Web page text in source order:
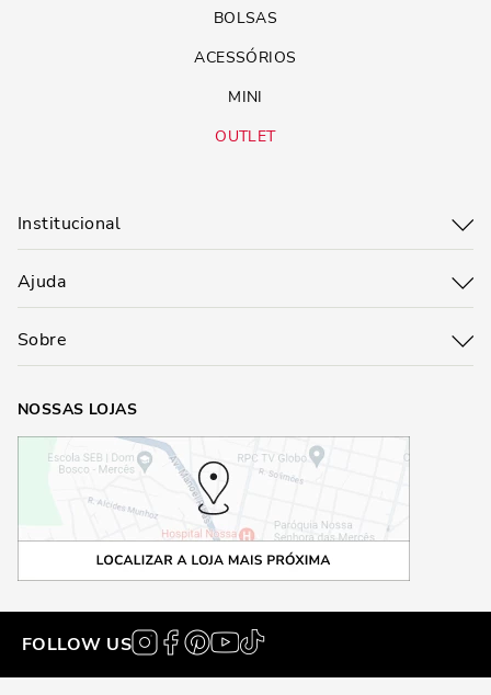
BOLSAS
ACESSÓRIOS
MINI
OUTLET
Institucional
Ajuda
Sobre
NOSSAS LOJAS
FOLLOW US